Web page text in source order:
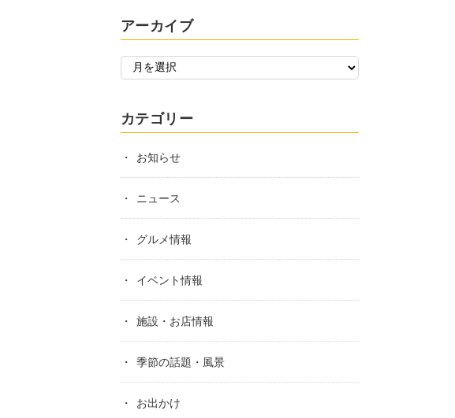
アーカイブ
カテゴリー
お知らせ
ニュース
グルメ情報
イベント情報
施設・お店情報
季節の話題・風景
お出かけ